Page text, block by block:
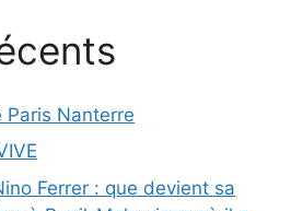
Paris Nanterre
Ferrer : que devient sa